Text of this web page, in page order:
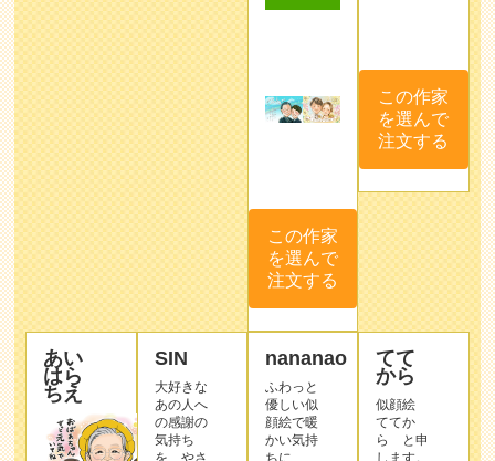
この作家
を選んで
注文する
この作家
を選んで
注文する
あい
はら
ちえ
SIN
大好きな
あの人へ
の感謝の
気持ち
を、やさ
nananao
ふわっと
優しい似
顔絵で暖
かい気持
ちに
てて
から
似顔絵
ててか
ら と申
します。